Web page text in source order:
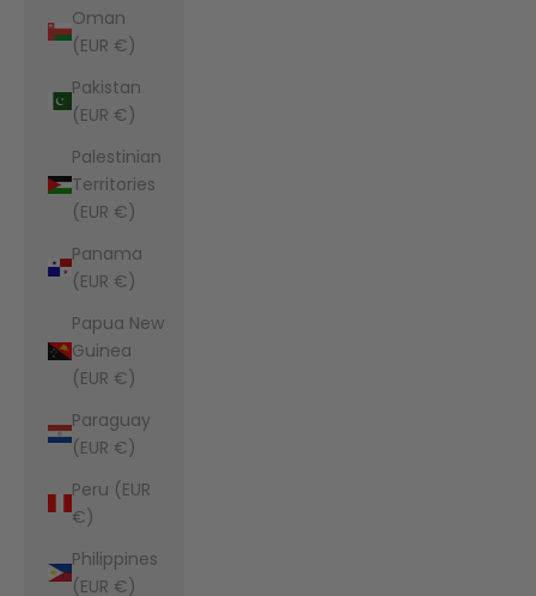
Oman
(EUR €)
Pakistan
(EUR €)
Palestinian
Territories
(EUR €)
Panama
(EUR €)
Papua New
Guinea
(EUR €)
Paraguay
(EUR €)
Peru (EUR
€)
Philippines
(EUR €)